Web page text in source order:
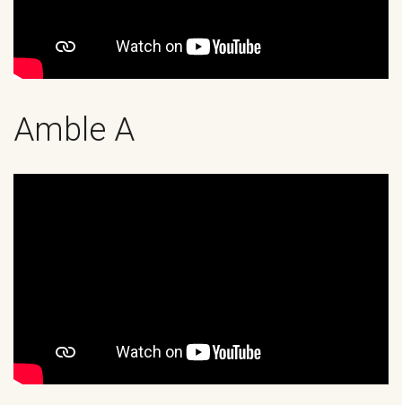
Amble A